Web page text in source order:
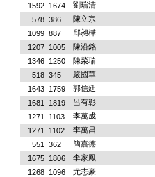
1592
1674
劉瑞清
578 386
陳立宗
1099 887
邱昶樺
1207
1005
陳沿銘
1346
1250
陳榮瑞
518 345
嚴國華
1643
1759
郭信廷
1681
1819
呂有彰
1271
1103
李萬成
1271
1102
李萬昌
551
362
簡嘉德
1675
1806
李家鳳
1268
1096
尤志豪